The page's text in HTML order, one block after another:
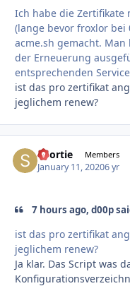
Ich habe die Zertifikate
(lange bevor froxlor bei
acme.sh gemacht.
der Erneuerung
entsprechenden
ist das pro zertifikat
jeglichem renew?
Shortie Members
January 11, 20206 yr
7 hours ago, d00p
ist das pro zertifikat
jeglichem renew?
Ja klar. Das Script was